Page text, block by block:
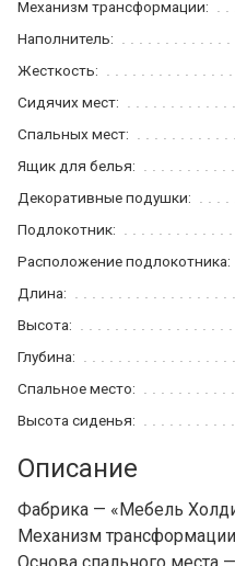
Механизм трансформации:
Наполнитель:
Жесткость:
Сидячих мест:
Спальных мест:
Ящик для белья:
Декоративные подушки:
Подлокотник:
Расположение подлокотника:
Длина:
Высота:
Глубина:
Спальное место:
Высота сиденья:
Описание
Фабрика — «Мебель
Механизм